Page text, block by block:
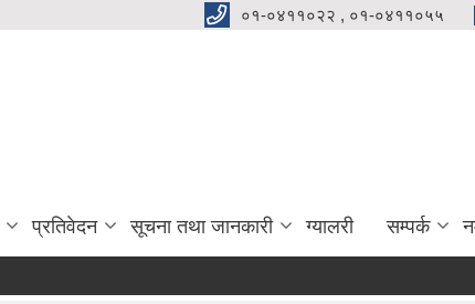
०१-०४११०२२ , ०१-०४११०५५
प्रतिवेदन सूचना तथा जानकारी ग्यालरी सम्पर्क